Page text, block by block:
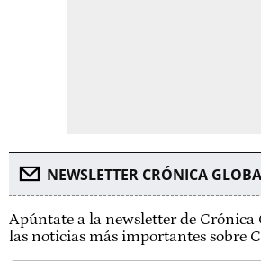
NEWSLETTER CRÓNICA
Apúntate a la newsletter de
las noticias más importantes sobre